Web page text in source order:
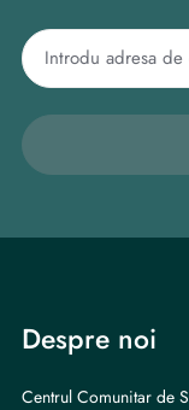
Despre noi
Centrul Comunitar de